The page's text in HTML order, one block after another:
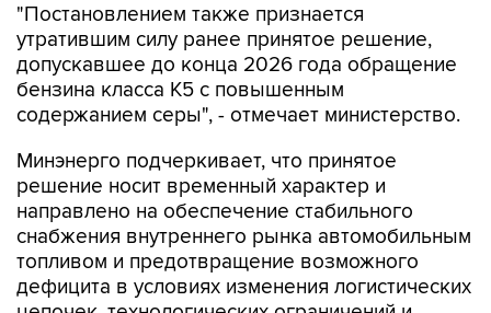
"Постановлением также признается
утратившим силу ранее принятое решение,
допускавшее до конца 2026 года обращение
бензина класса К5 с повышенным
содержанием серы", - отмечает министерство.
Минэнерго подчеркивает, что принятое
решение носит временный характер и
направлено на обеспечение стабильного
снабжения внутреннего рынка автомобильным
топливом и предотвращение возможного
дефицита в условиях изменения логистических